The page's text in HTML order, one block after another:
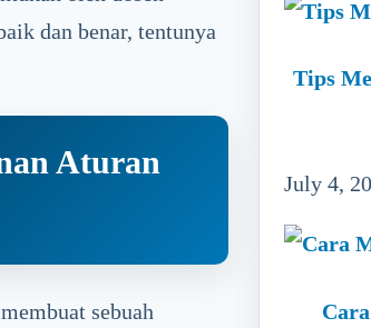
dan benar, tentunya
Aturan
sebuah
Tips
July 4,